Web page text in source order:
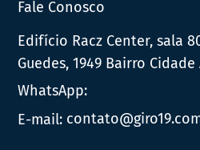
Fale Conosco
Edifício Racz Center, sala
Guedes, 1949 Bairro Cidade
WhatsApp:
E-mail: